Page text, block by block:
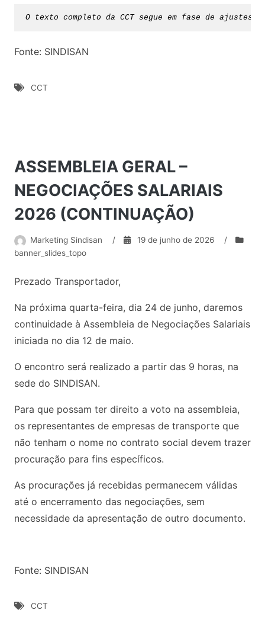
O texto completo da CCT segue em fase de ajustes
Fonte: SINDISAN
CCT
ASSEMBLEIA GERAL –
NEGOCIAÇÕES SALARIAIS
2026 (CONTINUAÇÃO)
Marketing Sindisan / 19 de junho de 2026
/
banner_slides_topo
Prezado Transportador,
Na próxima quarta-feira, dia 24 de junho, daremos
continuidade à Assembleia de Negociações Salariais
iniciada no dia 12 de maio.
O encontro será realizado a partir das 9 horas, na
sede do SINDISAN.
Para que possam ter direito a voto na assembleia,
os representantes de empresas de transporte que
não tenham o nome no contrato social devem trazer
procuração para fins específicos.
As procurações já recebidas permanecem válidas
até o encerramento das negociações, sem
necessidade da apresentação de outro documento.
Fonte: SINDISAN
CCT